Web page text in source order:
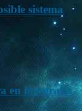
sistema
en fotografía